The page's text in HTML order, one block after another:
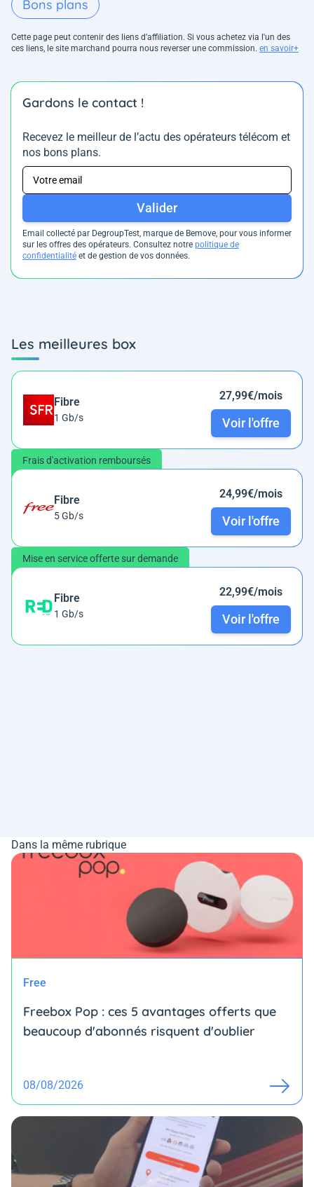
Bons plans
Cette page peut contenir des liens d’affiliation. Si vous achetez via l'un des
ces liens, le site marchand pourra nous reverser une commission. en savoir+
Gardons le contact !
Recevez le meilleur de l’actu des opérateurs télécom et
nos bons plans.
Valider
Email collecté par DegroupTest, marque de Bemove, pour vous informer
sur les offres des opérateurs. Consultez notre politique de
confidentialité et de gestion de vos données.
Les meilleures box
Fibre
1 Gb/s
27,99€/mois
Voir l'offre
Frais d'activation remboursés
Fibre
5 Gb/s
24,99€/mois
Voir l'offre
Mise en service offerte sur demande
Fibre
1 Gb/s
22,99€/mois
Voir l'offre
Dans la même rubrique
Free
Freebox Pop : ces 5 avantages offerts que
beaucoup d'abonnés risquent d'oublier
08/08/2026